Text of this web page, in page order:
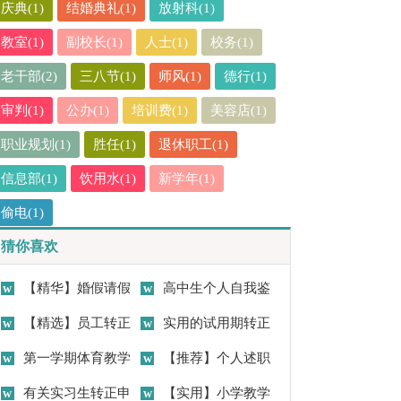
庆典(1) 结婚典礼(1) 放射科(1)
教室(1) 副校长(1) 人士(1) 校务(1)
老干部(2) 三八节(1) 师风(1) 德行(1)
审判(1) 公办(1) 培训费(1) 美容店(1)
职业规划(1) 胜任(1) 退休职工(1)
信息部(1) 饮用水(1) 新学年(1)
偷电(1)
猜你喜欢
【精华】婚假请假
条请假条范文合集六篇
高中生个人自我鉴
定
【精选】员工转正
申请书集锦6篇
实用的试用期转正
申请书集锦五篇
第一学期体育教学
工作计划
【推荐】个人述职
报告范文合集八篇
有关实习生转正申 【实用】小学教学